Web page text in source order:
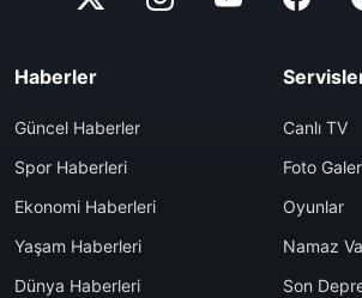
Haberler
Güncel Haberler
Spor Haberleri
Ekonomi Haberleri
Yaşam Haberleri
Dünya Haberleri
Canlı TV
Foto
Oyunlar
Namaz
Son